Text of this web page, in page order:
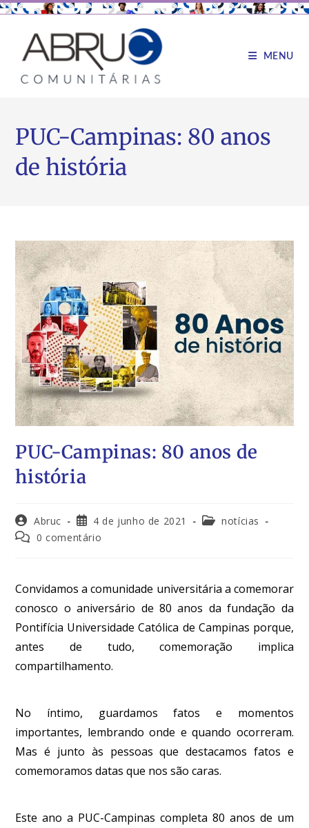
MENU
PUC-Campinas: 80 anos
de história
PUC-Campinas: 80 anos de
história
Abruc 4 de junho de 2021
notícias
0 comentário
Convidamos a comunidade universitária a comemorar
conosco o aniversário de 80 anos da fundação da
Pontifícia Universidade Católica de Campinas porque,
antes de tudo, comemoração implica
compartilhamento.
No íntimo, guardamos fatos e momentos
importantes, lembrando onde e quando ocorreram.
Mas é junto às pessoas que destacamos fatos e
comemoramos datas que nos são caras.
Este ano a PUC-Campinas completa 80 anos de um